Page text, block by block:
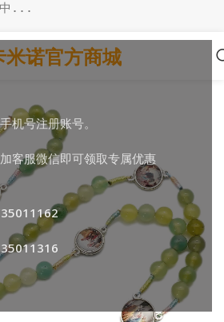
机号注册账号。
客服微信即可领取专属优惠
中...
米诺官方商城